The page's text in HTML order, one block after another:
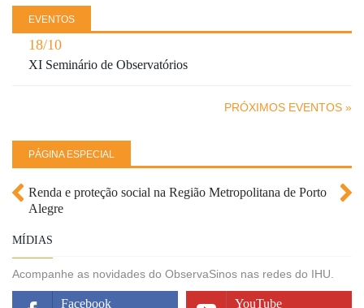
EVENTOS
18/10
XI Seminário de Observatórios
PRÓXIMOS EVENTOS »
PÁGINA ESPECIAL
Renda e proteção social na Região Metropolitana de Porto
Alegre
MÍDIAS
Acompanhe as novidades do ObservaSinos nas redes do IHU.
Facebook YouTube